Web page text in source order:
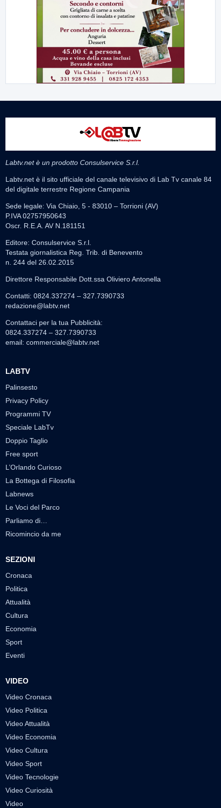
Labtv.net è un prodotto Consulservice S.r.l.
Labtv.net è il sito ufficiale del canale televisivo di Lab Tv canale 84
del digitale terrestre Regione Campania
Sede legale: Via Chiaio, 5 - 83010 – Torrioni (AV)
P.IVA 02757950643
Oscr. R.E.A. AV N.181151
Editore: Consulservice S.r.l.
Testata giornalistica Reg. Trib. di Benevento
n. 244 del 26.02.2015
Direttore Responsabile Dott.ssa Oliviero Antonella
Contatti: 0824.337274 – 327.7390733
redazione@labtv.net
Contattaci per la tua Pubblicità:
0824.337274 – 327.7390733
email: commerciale@labtv.net
LABTV
Palinsesto
Privacy Policy
Programmi TV
Speciale LabTv
Doppio Taglio
Free sport
L’Orlando Curioso
La Bottega di Filosofia
Labnews
Le Voci del Parco
Parliamo di…
Ricomincio da me
SEZIONI
Cronaca
Politica
Attualità
Cultura
Economia
Sport
Eventi
VIDEO
Video Cronaca
Video Politica
Video Attualità
Video Economia
Video Cultura
Video Sport
Video Tecnologie
Video Curiosità
Video